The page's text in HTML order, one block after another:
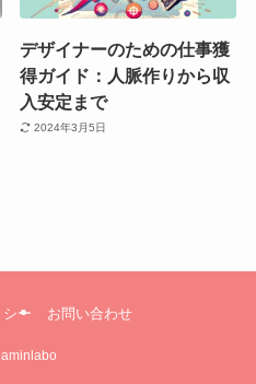
デザイナーのための仕事獲
得ガイド：人脈作りから収
入安定まで
2024年3月5日
ー お問い合わせ